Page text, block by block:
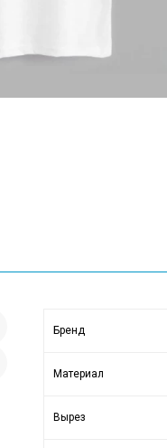
Бренд
Материал
Вырез